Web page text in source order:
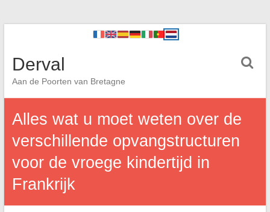
Derval
Aan de Poorten van Bretagne
Alles wat u moet weten over de
verschillende opvangstructuren
voor de vroege kindertijd in
Frankrijk